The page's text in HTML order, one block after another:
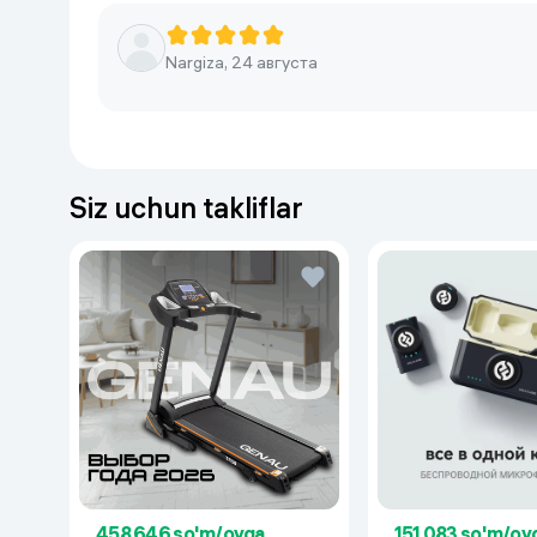
Nargiza, 24 августа
Siz uchun takliflar